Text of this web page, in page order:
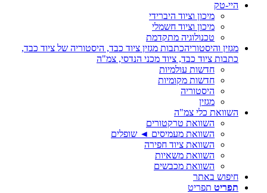
היי-טק
מיכון וציוד היברידי
מיכון וציוד חשמלי
טכנולוגיה מתקדמת
מגזין והיסטוריהכתבות מגזין ציוד כבד, היסטוריה של ציוד כבד,
כתבות ציוד כבד, ציוד מכני הנדסי, צמ"ה
חדשות עולמיות
חדשות מקומיות
היסטוריה
מגזין
השוואת כלי צמ"ה
השוואת טרקטורים
השוואת מעמיסים ◄ שופלים
השוואת ציוד חפירה
השוואת משאיות
השוואת מכבשים
חיפוש באתר
תפריט תפריט